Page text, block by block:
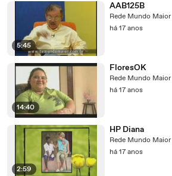
5:45
AAB125B
Rede Mundo Maior
há 17 anos
14:40
FloresOK
Rede Mundo Maior
há 17 anos
2:59
HP Diana
Rede Mundo Maior
há 17 anos